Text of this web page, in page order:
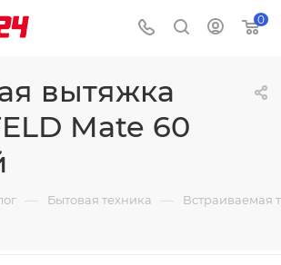
0
вытяжка
Mate 60
— Бытовая техника — Встраиваемая